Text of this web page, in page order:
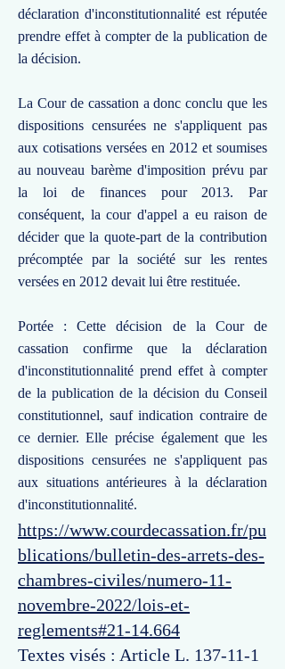
déclaration d'inconstitutionnalité est réputée
prendre effet à compter de la publication de
la décision.
La Cour de cassation a donc conclu que les
dispositions censurées ne s'appliquent pas
aux cotisations versées en 2012 et soumises
au nouveau barème d'imposition prévu par
la loi de finances pour 2013. Par
conséquent, la cour d'appel a eu raison de
décider que la quote-part de la contribution
précomptée par la société sur les rentes
versées en 2012 devait lui être restituée.
Portée : Cette décision de la Cour de
cassation confirme que la déclaration
d'inconstitutionnalité prend effet à compter
de la publication de la décision du Conseil
constitutionnel, sauf indication contraire de
ce dernier. Elle précise également que les
dispositions censurées ne s'appliquent pas
aux situations antérieures à la déclaration
d'inconstitutionnalité.
https://www.courdecassation.fr/pu
blications/bulletin-des-arrets-des-
chambres-civiles/numero-11-
novembre-2022/lois-et-
reglements#21-14.664
Textes visés : Article L. 137-11-1